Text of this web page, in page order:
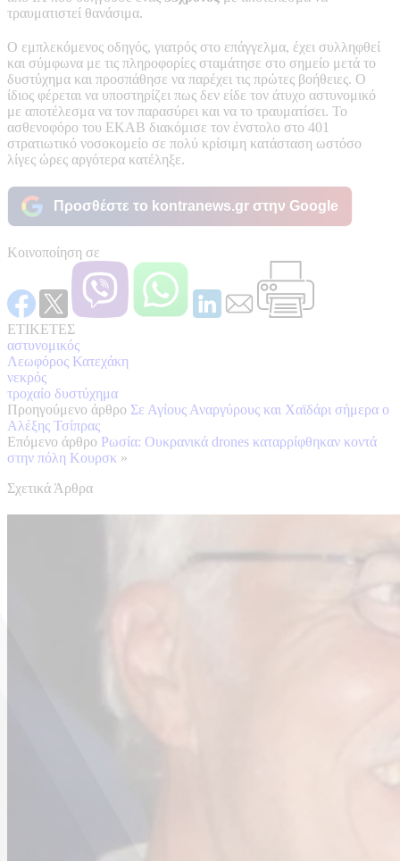
τραυματιστεί θανάσιμα.
Ο εμπλεκόμενος οδηγός, γιατρός στο επάγγελμα, έχει συλληφθεί
και σύμφωνα με τις πληροφορίες σταμάτησε στο σημείο μετά το
δυστύχημα και προσπάθησε να παρέχει τις πρώτες βοήθειες. Ο
ίδιος φέρεται να υποστηρίζει πως δεν είδε τον άτυχο αστυνομικό
με αποτέλεσμα να τον παρασύρει και να το τραυματίσει. Το
ασθενοφόρο του ΕΚΑΒ διακόμισε τον ένστολο στο 401
στρατιωτικό νοσοκομείο σε πολύ κρίσιμη κατάσταση ωστόσο
λίγες ώρες αργότερα κατέληξε.
Προσθέστε το kontranews.gr στην Google
Κοινοποίηση σε
ΕΤΙΚΕΤΕΣ
αστυνομικός
Λεωφόρος Κατεχάκη
νεκρός
τροχαίο δυστύχημα
Προηγούμενο άρθρο Σε Αγίους Αναργύρους και Χαϊδάρι σήμερα ο
Αλέξης Τσίπρας
Επόμενο άρθρο Ρωσία: Ουκρανικά drones καταρρίφθηκαν κοντά
στην πόλη Κουρσκ »
Σχετικά Άρθρα